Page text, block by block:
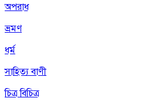
অপরাধ
ভ্রমণ
ধর্ম
সাহিত্য বাণী
চিত্র বিচিত্র